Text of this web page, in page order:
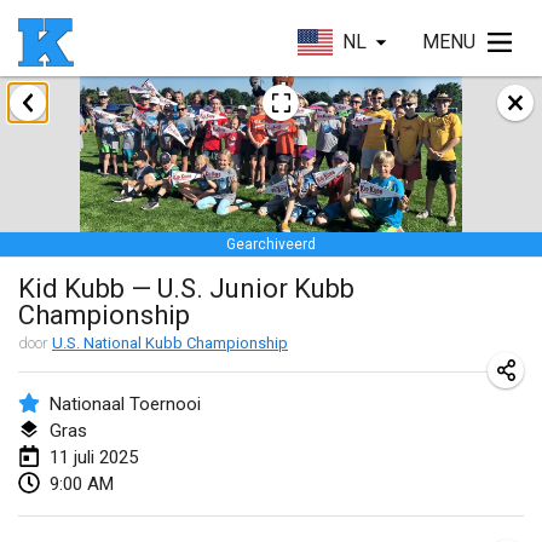
NL MENU
Gearchiveerd
Kid Kubb — U.S. Junior Kubb
Championship
door U.S. National Kubb Championship
Nationaal Toernooi
Gras
11 juli 2025
9:00 AM
januari 2025
Skuffle for the Shovel
18 jan. 2025|Verenigde Staten
Lake Superior Ice Festival Kubb Tournament
25 jan. 2025 | Verenigde Staten
Winterkubb
26 jan. 2025|België
maart 2025
Kubbtornooi De Rode Lantaarn
15 mrt. 2025|België